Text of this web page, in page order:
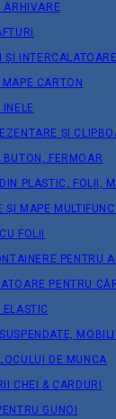
ARHIVARE
ȘI INTERCALATOARE
MAPE CARTON
INELE
ȘI
BUTON, FERMOAR
PLASTIC, FOLII,
ȘI MAPE
FOLII
PENTRU
PENTRU
ELASTIC
DE MUNCA
CHEI & СARDURI
GUNOI